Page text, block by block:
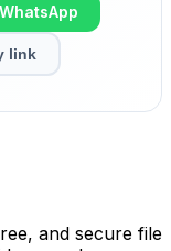
link
and secure file